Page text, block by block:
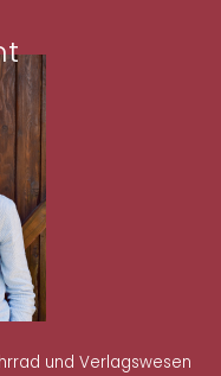
und Verlagswesen